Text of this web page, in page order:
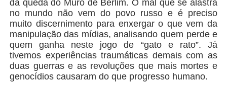
da queda do Muro de Berlim. O mal que se alastra
no mundo não vem do povo russo e é preciso
muito discernimento para enxergar o que vem da
manipulação das mídias, analisando quem perde e
quem ganha neste jogo de “gato e rato”. Já
tivemos experiências traumáticas demais com as
duas guerras e as revoluções que mais mortes e
genocídios causaram do que progresso humano.